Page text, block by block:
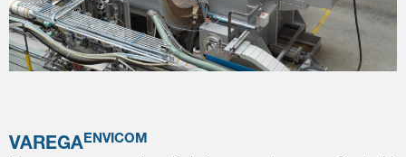
VAREGA ENVICOM